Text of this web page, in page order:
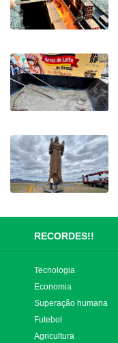
RECORDES!!
Tecnologia
Economia
Superação humana
Futebol
Agricultura